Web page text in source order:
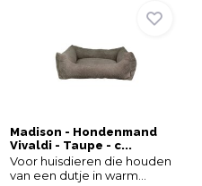
Madison - Hondenmand
Vivaldi - Taupe - c...
Voor huisdieren die houden
van een dutje in warm...